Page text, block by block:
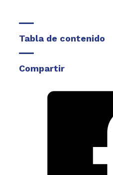
Tabla de contenido
Compartir